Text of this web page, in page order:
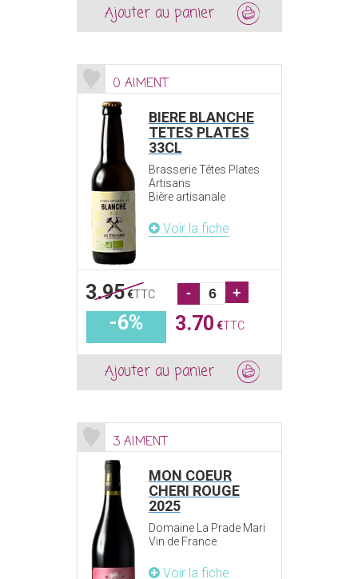
Ajouter au panier
0 AIMENT
BIERE BLANCHE
TETES PLATES
33CL
Brasserie Têtes Plates
Artisans
Bière artisanale
Voir la fiche
3.95 €TTC - +
-6% 3.70 €TTC
Ajouter au panier
3 AIMENT
MON COEUR
CHERI ROUGE
2025
Domaine La Prade Mari
Vin de France
Voir la fiche